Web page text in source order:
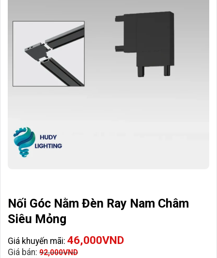
Nối Góc Nằm Đèn Ray Nam Châm
Siêu Mỏng
Giá khuyến mãi: 46,000VND
Giá bán: 92,000VND